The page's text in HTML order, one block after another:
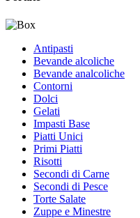
Antipasti
Bevande alcoliche
Bevande analcoliche
Contorni
Dolci
Gelati
Impasti Base
Piatti Unici
Primi Piatti
Risotti
Secondi di Carne
Secondi di Pesce
Torte Salate
Zuppe e Minestre